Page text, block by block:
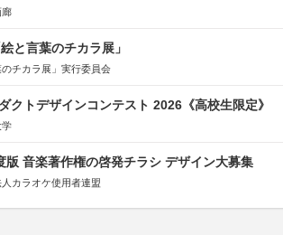
廊
と言葉のチカラ展」
のチカラ展」実行委員会
クトデザインコンテスト 2026《高校生限定》
学
版 音楽著作権の啓発チラシ デザイン大募集
カラオケ使用者連盟